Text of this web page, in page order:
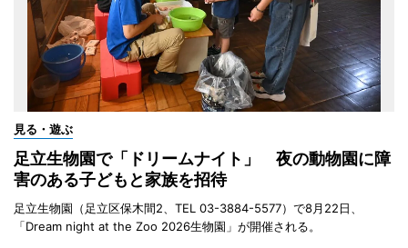
見る・遊ぶ
足立生物園で「ドリームナイト」 夜の動物園に障
害のある子どもと家族を招待
足立生物園（足立区保木間2、TEL 03-3884-5577）で8月22日、
「Dream night at the Zoo 2026生物園」が開催される。